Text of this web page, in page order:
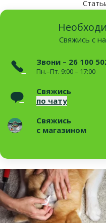
Свяжись с
Звони – 26 100
Пн.–Пт. 9:00 – 17:00
Свяжись
по чату
Свяжись
с магазином